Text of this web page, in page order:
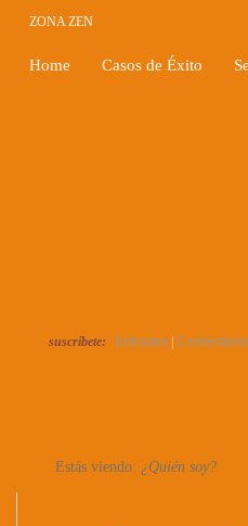
ZONA ZEN
Home Casos de Éxito
suscríbete: Entradas
Estás viendo: ¿Quién soy?